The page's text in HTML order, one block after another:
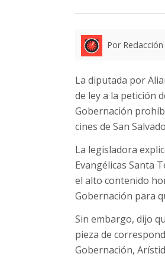
Por Redacción
La diputada por
de ley a la petición
Gobernación
cines de San
La legisladora
Evangélicas Santa
el alto contenido
Gobernación para
Sin embargo, dijo
pieza de
Gobernación,